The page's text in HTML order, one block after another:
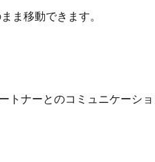
ま移動できます。
トナーとのコミュニケーシ